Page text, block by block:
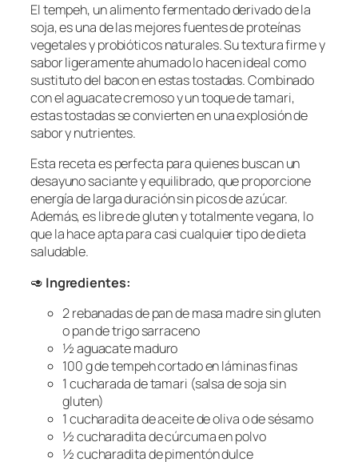
El tempeh, un alimento fermentado derivado de la
soja, es una de las mejores fuentes de proteínas
vegetales y probióticos naturales. Su textura firme y
sabor ligeramente ahumado lo hacen ideal como
sustituto del bacon en estas tostadas. Combinado
con el aguacate cremoso y un toque de tamari,
estas tostadas se convierten en una explosión de
sabor y nutrientes.
Esta receta es perfecta para quienes buscan un
desayuno saciante y equilibrado, que proporcione
energía de larga duración sin picos de azúcar.
Además, es libre de gluten y totalmente vegana, lo
que la hace apta para casi cualquier tipo de dieta
saludable.
🥑 Ingredientes:
2 rebanadas de pan de masa madre sin gluten
o pan de trigo sarraceno
½ aguacate maduro
100 g de tempeh cortado en láminas finas
1 cucharada de tamari (salsa de soja sin
gluten)
1 cucharadita de aceite de oliva o de sésamo
½ cucharadita de cúrcuma en polvo
½ cucharadita de pimentón dulce